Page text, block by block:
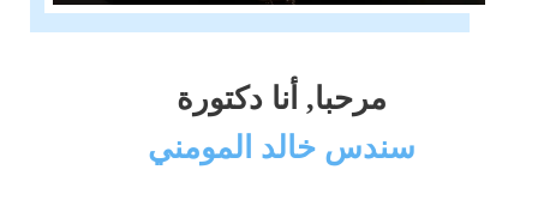
مرحبا, أنا دكتورة
سندس خالد المومني